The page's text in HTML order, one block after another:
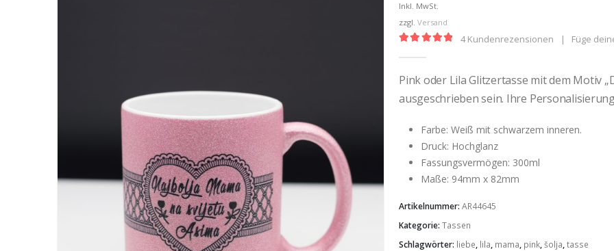
Inkl. MwSt.
zzgl. Versand
4Kundenrezensionen | Füge
Pink oder Lila Glitzertasse mit dem Motiv
ausgeschrieben sein. Ihre
Farbe: Weiß mit schwarzem inneren.
Druck: Hochglanz
Fassungsvermögen: 300ml
Maße: 94mm x 82mm
Artikelnummer: AR44645
Kategorie: Tassen
Schlagwörter: liebe, lila, mama, pink,šolja,tasse